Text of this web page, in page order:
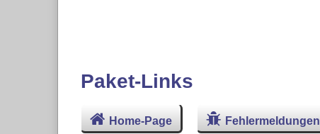
Paket-Links
Home-Page Fehlermeldungen